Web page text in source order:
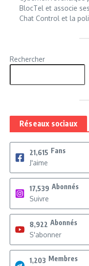
BlocTel et associe
Chat Control et la
Rechercher
Réseaux sociaux
21,615 Fans
J'aime
17,539 Abonnés
Suivre
8,922 Abonnés
S'abonner
1,203 Membres